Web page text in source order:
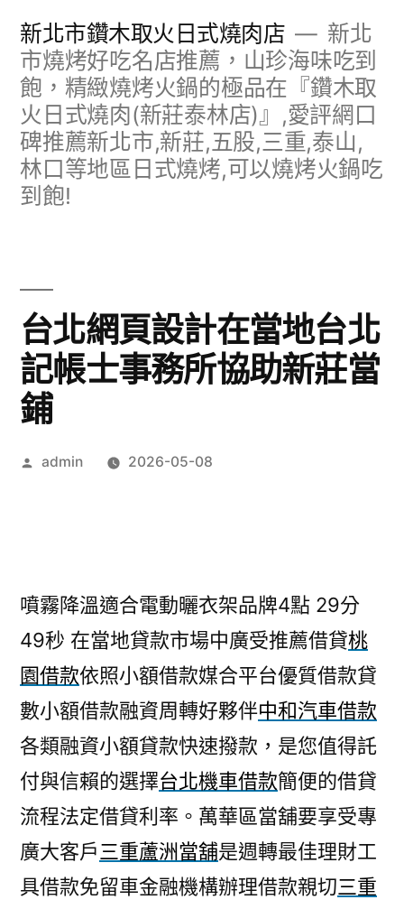
新北市鑽木取火日式燒肉店
新北
市燒烤好吃名店推薦，山珍海味吃到
飽，精緻燒烤火鍋的極品在『鑽木取
火日式燒肉(新莊泰林店)』,愛評網口
碑推薦新北市,新莊,五股,三重,泰山,
林口等地區日式燒烤,可以燒烤火鍋吃
到飽!
台北網頁設計在當地台北
記帳士事務所協助新莊當
鋪
作
admin 2026-05-08
噴霧降溫適合電動曬衣架品牌4點 29分
49秒 在當地貸款市場中廣受推薦借貸桃
園借款依照小額借款媒合平台優質借款貸
數小額借款融資周轉好夥伴中和汽車借款
各類融資小額貸款快速撥款，是您值得託
付與信賴的選擇台北機車借款簡便的借貸
流程法定借貸利率。萬華區當舖要享受專
廣大客戶三重蘆洲當舖是週轉最佳理財工
具借款免留車金融機構辦理借款親切三重